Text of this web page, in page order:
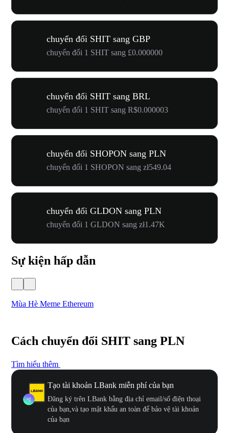
chuyển đổi SHIT sang GBP
chuyển đổi 1 SHIT sang £0.000000
chuyển đổi SHIT sang BRL
chuyển đổi 1 SHIT sang R$0.000003
chuyển đổi SHOPON sang PLN
chuyển đổi 1 SHOPON sang zł549.04
chuyển đổi GLDON sang PLN
chuyển đổi 1 GLDON sang zł1.47K
Sự kiện hấp dẫn
Mùa Hè Meme Ethereum
Cách chuyển đổi SHIT sang PLN
Tìm hiểu thêm
Tạo tài khoản LBank miễn phí của bạn
Đăng ký trên LBank bằng địa chỉ email/số điện thoại
của bạn,và tạo mật khẩu an toàn để bảo vệ tài khoản
của bạn